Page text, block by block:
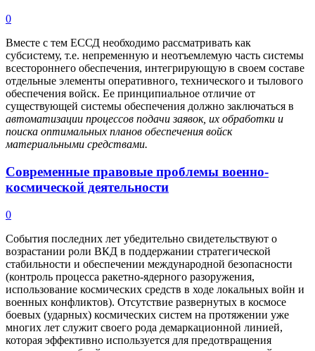
0
Вместе с тем ЕССД необходимо рассматривать как
субсистему, т.е. непременную и неотъемлемую часть системы
всестороннего обеспечения, интегрирующую в своем составе
отдельные элементы оперативного, технического и тылового
обеспечения войск. Ее принципиальное отличие от
существующей системы обеспечения должно заключаться в
автоматизации процессов подачи заявок, их обработки и
поиска оптимальных планов обеспечения войск
материальными средствами.
Современные правовые проблемы военно-
космической деятельности
0
События последних лет убедительно свидетельствуют о
возрастании роли ВКД в поддержании стратегической
стабильности и обеспечении международной безопасности
(контроль процесса ракетно-ядерного разоружения,
использование космических средств в ходе локальных войн и
военных конфликтов). Отсутствие развернутых в космосе
боевых (ударных) космических систем на протяжении уже
многих лет служит своего рода демаркационной линией,
которая эффективно используется для предотвращения